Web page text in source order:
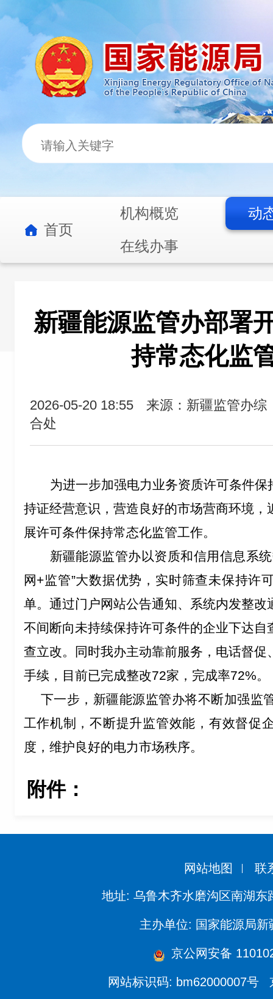
首页
机构概览
动
在线办事
新疆能源监管办部署
持常态化监
2026-05-20 18:55
来源：新疆监管办综
合处
为进一步加强电力业务资质许可条件
持证经营意识，营造良好的市场营商环境，
展许可条件保持常态化监管工作。
新疆能源监管办以资质和信用信息系
网+监管”大数据优势，实时筛查未保持许
单。通过门户网站公告通知、系统内发整改
不间断向未持续保持许可条件的企业下达
查立改。 同时我办主动靠前服务， 电话督促
手续， 目前已完成整改72家，完成率72%。
下一步，新疆能源监管办将不断加强监
工作机制，不断提升监管效能，有效督促
度，维护良好的电力市场秩序。
附件：
网站地图 联
地址: 乌鲁木齐水磨沟区南湖东
主办单位: 国家能源局新
京公网安备
网站标识码: bm62000007号